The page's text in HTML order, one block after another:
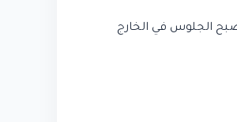
الجلوس في الخارج